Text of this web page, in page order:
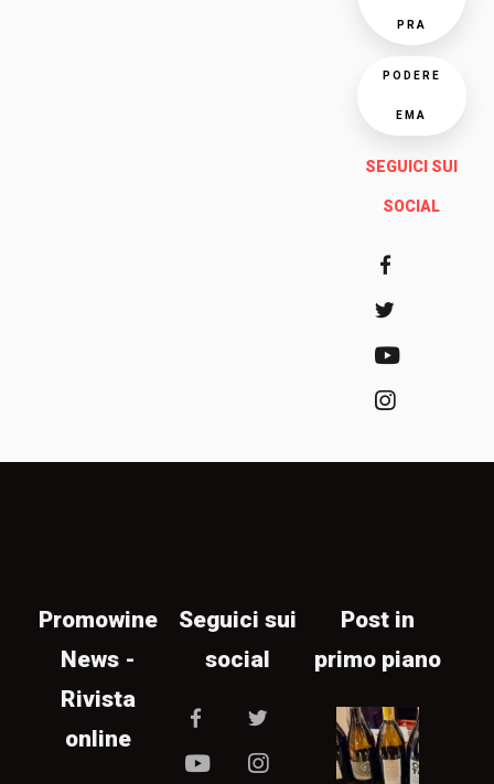
PRA
PODERE
EMA
SEGUICI SUI
SOCIAL
Promowine
News -
Rivista
online
Seguici sui
social
Post in
primo piano